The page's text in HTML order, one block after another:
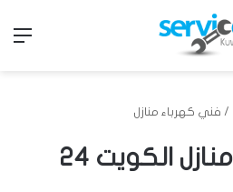
/ فني كهرباء منازل
فني كهربائي منازل الكويت 24